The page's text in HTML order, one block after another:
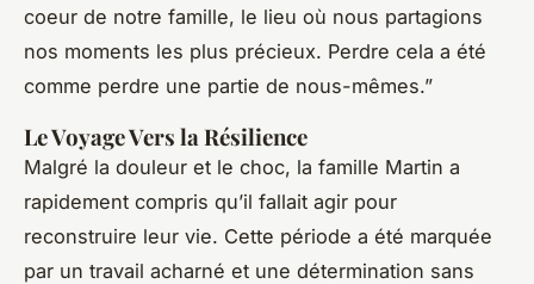
coeur de notre famille, le lieu où nous partagions
nos moments les plus précieux. Perdre cela a été
comme perdre une partie de nous-mêmes.”
Le Voyage Vers la Résilience
Malgré la douleur et le choc, la famille Martin a
rapidement compris qu’il fallait agir pour
reconstruire leur vie. Cette période a été marquée
par un travail acharné et une détermination sans